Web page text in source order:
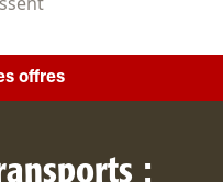
offres
: